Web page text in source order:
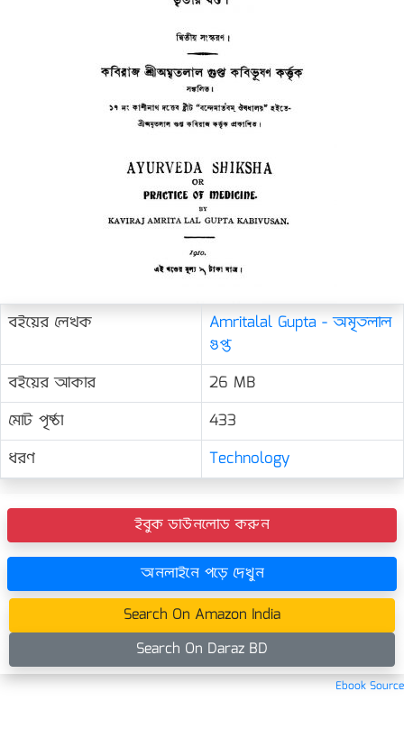
বইয়ের লেখক
Amritalal Gupta - অমৃতলাল
গুপ্ত
বইয়ের আকার
26 MB
মোট পৃষ্ঠা
433
ধরণ
Technology
ইবুক ডাউনলোড করুন
অনলাইনে পড়ে দেখুন
Search On Amazon India
Search On Daraz BD
Ebook Source